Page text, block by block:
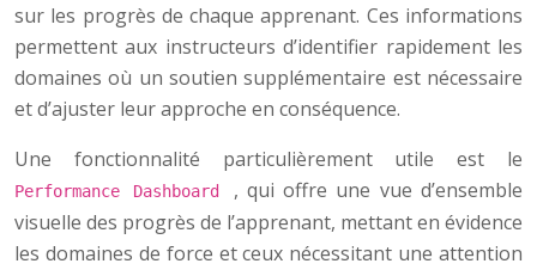
sur les progrès de chaque apprenant. Ces informations
permettent aux instructeurs d’identifier rapidement les
domaines où un soutien supplémentaire est nécessaire
et d’ajuster leur approche en conséquence.
Une fonctionnalité particulièrement utile est le
Performance Dashboard , qui offre une vue d’ensemble
visuelle des progrès de l’apprenant, mettant en évidence
les domaines de force et ceux nécessitant une attention